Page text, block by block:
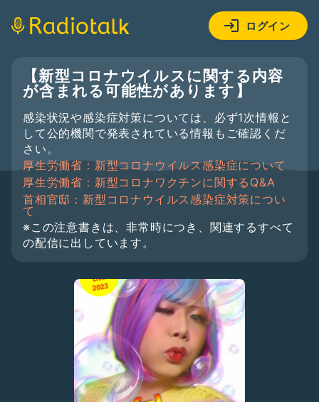
ログイン
【新型コロナウイルスに関する内容
が含まれる可能性があります】
感染状況や感染症対策については、必ず1次情報と
して公的機関で発表されている情報もご確認くだ
さい。
厚生労働省：新型コロナウイルス感染症について
厚生労働省：新型コロナワクチンに関するQ&A
首相官邸：新型コロナウイルス感染症対策につい
て
※この注意書きは、非常時につき、関連するすべて
の配信に出しています。